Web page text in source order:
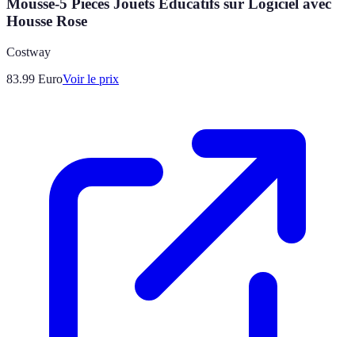
Mousse-5 Pièces Jouets Éducatifs sur Logiciel avec
Housse Rose
Costway
83.99 EuroVoir le prix